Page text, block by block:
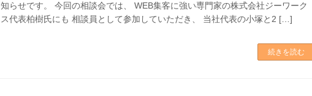
知らせです。 今回の相談会では、 WEB集客に強い専門家の株式会社ジーワーク
ス代表柏樹氏にも 相談員として参加していただき、 当社代表の小塚と2 […]
続きを読む